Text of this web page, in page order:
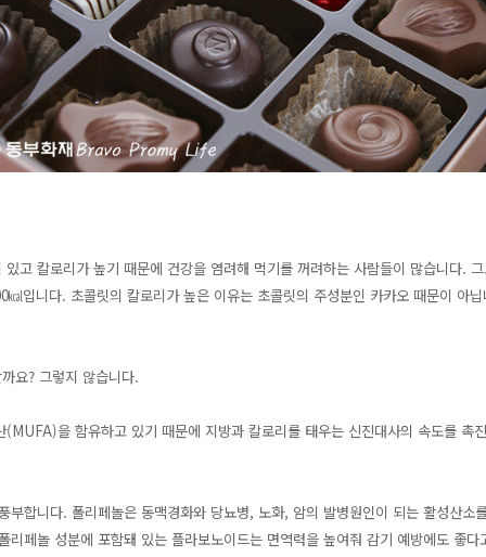
고 칼로리가 높기 때문에 건강을 염려해 먹기를 꺼려하는 사람들이 많습니다.
입니다. 초콜릿의 칼로리가 높은 이유는 초콜릿의 주성분인 카카오 때문이 아
요? 그렇지 않습니다.
을 함유하고 있기 때문에 지방과 칼로리를 태우는 신진대사의 속도를 촉
부합니다. 폴리페놀은 동맥경화와 당뇨병, 노화, 암의 발병원인이 되는 활성산소
리페놀 성분에 포함돼 있는 플라보노이드는 면역력을 높여줘 감기 예방에도 좋다